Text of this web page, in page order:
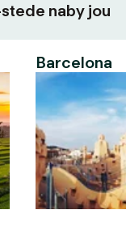
naby jou
Barcelona